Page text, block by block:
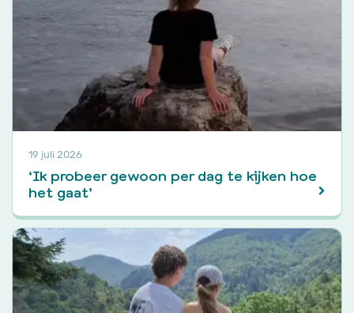
19 juli 2026
‘Ik probeer gewoon per dag te kijken hoe
het gaat’